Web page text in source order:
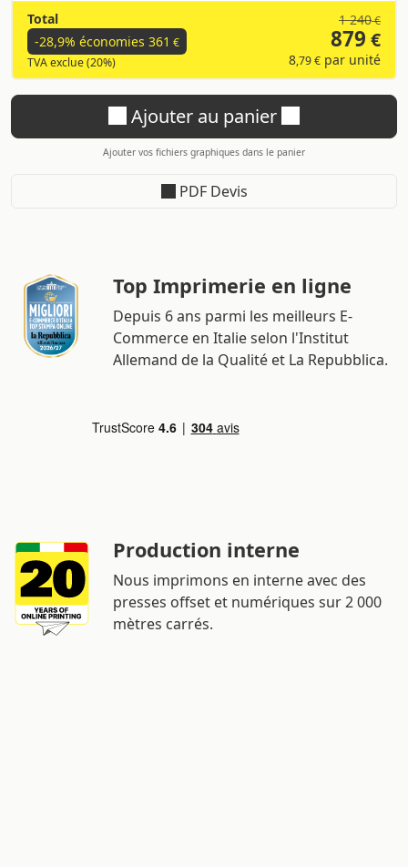
Total
-28,9% économies 361 €
TVA exclue (20%)
1 240€
879 €
8,79 € par unité
Ajouter au panier
Ajouter vos fichiers graphiques dans le panier
PDF Devis
Top Imprimerie en ligne
Depuis 6 ans parmi les meilleurs E-
Commerce en Italie selon l'Institut
Allemand de la Qualité et La Repubblica.
Production interne
Nous imprimons en interne avec des
presses offset et numériques sur 2 000
mètres carrés.